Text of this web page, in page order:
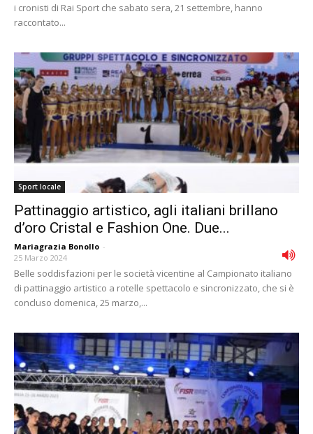
i cronisti di Rai Sport che sabato sera, 21 settembre, hanno
raccontato...
Sport locale
Pattinaggio artistico, agli italiani brillano
d’oro Cristal e Fashion One. Due...
Mariagrazia Bonollo -
25 Marzo 2024
Belle soddisfazioni per le società vicentine al Campionato italiano
di pattinaggio artistico a rotelle spettacolo e sincronizzato, che si è
concluso domenica, 25 marzo,...